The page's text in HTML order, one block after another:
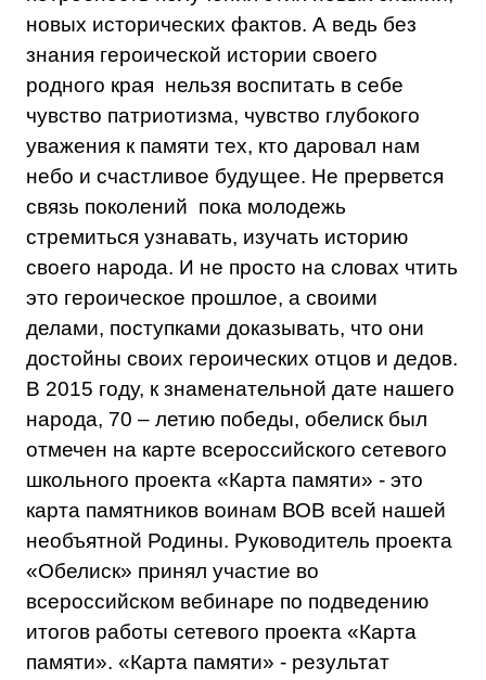
новых исторических фактов. А ведь без
знания героической истории своего
родного края нельзя воспитать в себе
чувство патриотизма, чувство глубокого
уважения к памяти тех, кто даровал нам
небо и счастливое будущее. Не прервется
связь поколений пока молодежь
стремиться узнавать, изучать историю
своего народа. И не просто на словах чтить
это героическое прошлое, а своими
делами, поступками доказывать, что они
достойны своих героических отцов и дедов.
В 2015 году, к знаменательной дате нашего
народа, 70 – летию победы, обелиск был
отмечен на карте всероссийского сетевого
школьного проекта «Карта памяти» - это
карта памятников воинам ВОВ всей нашей
необъятной Родины. Руководитель проекта
«Обелиск» принял участие во
всероссийском вебинаре по подведению
итогов работы сетевого проекта «Карта
памяти». «Карта памяти» - результат